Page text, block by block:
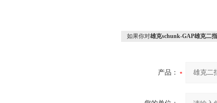
如果你对雄克schunk-GAP雄克二
产品：